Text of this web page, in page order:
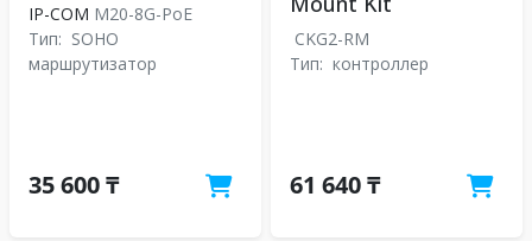
IP-COM M20-8G-PoE
Тип: SOHO
маршрутизатор
35 600 ₸
CKG2-RM
Тип: контроллер
61 640 ₸